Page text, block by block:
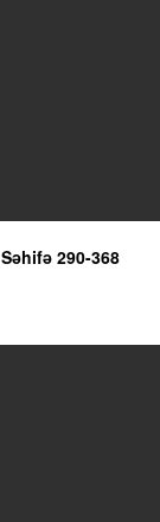
Səhifə 290-368